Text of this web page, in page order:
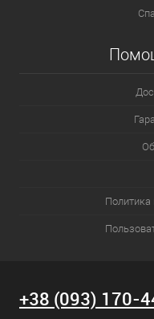
Политика
+38 (093) 170-